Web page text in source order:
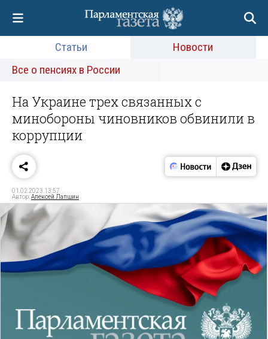
Статьи
Новости
Все о пенсиях в России
На Украине трех связанных с
минобороны чиновников обвинили в
коррупции
01.02.2023 13:57
Автор:Алексей Лапшин